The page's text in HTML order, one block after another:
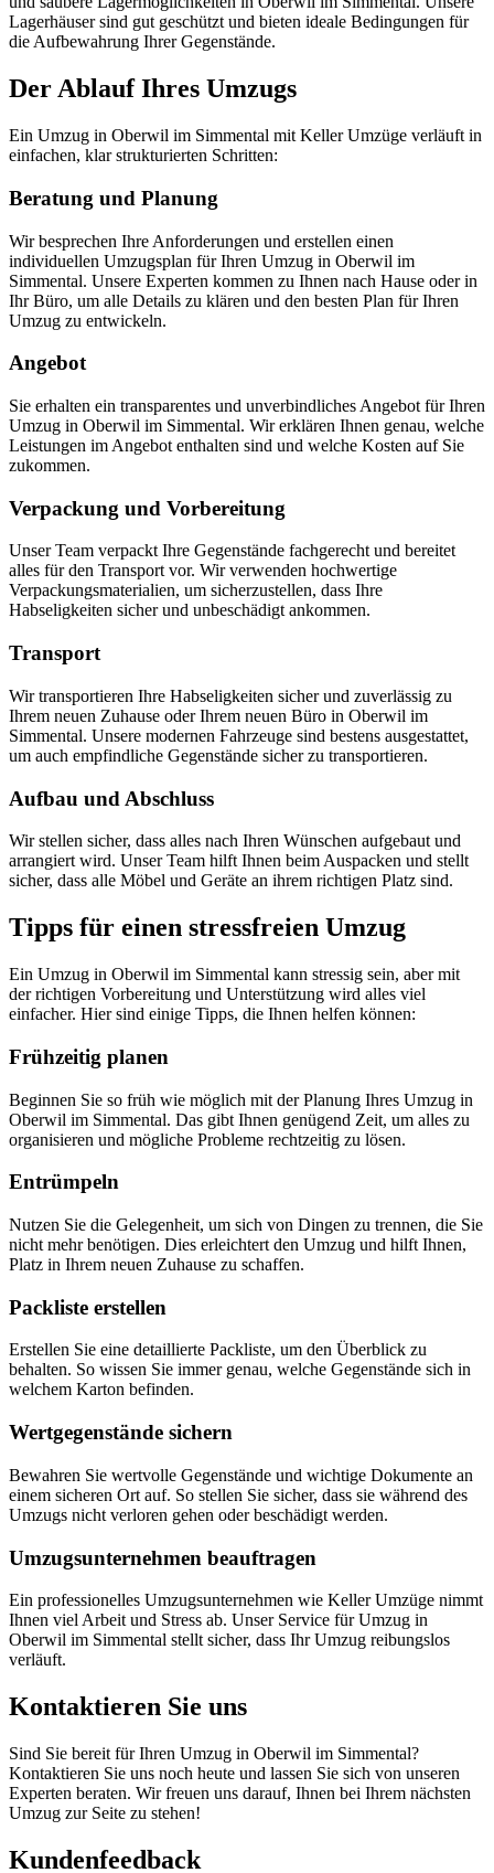
Lagerhäuser sind gut geschützt und bieten ideale Bedingungen für
die Aufbewahrung Ihrer Gegenstände.
Der Ablauf Ihres Umzugs
Ein Umzug in Oberwil im Simmental mit Keller Umzüge verläuft in
einfachen, klar strukturierten Schritten:
Beratung und Planung
Wir besprechen Ihre Anforderungen und erstellen einen
individuellen Umzugsplan für Ihren Umzug in Oberwil im
Simmental. Unsere Experten kommen zu Ihnen nach Hause oder in
Ihr Büro, um alle Details zu klären und den besten Plan für Ihren
Umzug zu entwickeln.
Angebot
Sie erhalten ein transparentes und unverbindliches Angebot für Ihren
Umzug in Oberwil im Simmental. Wir erklären Ihnen genau, welche
Leistungen im Angebot enthalten sind und welche Kosten auf Sie
zukommen.
Verpackung und Vorbereitung
Unser Team verpackt Ihre Gegenstände fachgerecht und bereitet
alles für den Transport vor. Wir verwenden hochwertige
Verpackungsmaterialien, um sicherzustellen, dass Ihre
Habseligkeiten sicher und unbeschädigt ankommen.
Transport
Wir transportieren Ihre Habseligkeiten sicher und zuverlässig zu
Ihrem neuen Zuhause oder Ihrem neuen Büro in Oberwil im
Simmental. Unsere modernen Fahrzeuge sind bestens ausgestattet,
um auch empfindliche Gegenstände sicher zu transportieren.
Aufbau und Abschluss
Wir stellen sicher, dass alles nach Ihren Wünschen aufgebaut und
arrangiert wird. Unser Team hilft Ihnen beim Auspacken und stellt
sicher, dass alle Möbel und Geräte an ihrem richtigen Platz sind.
Tipps für einen stressfreien Umzug
Ein Umzug in Oberwil im Simmental kann stressig sein, aber mit
der richtigen Vorbereitung und Unterstützung wird alles viel
einfacher. Hier sind einige Tipps, die Ihnen helfen können:
Frühzeitig planen
Beginnen Sie so früh wie möglich mit der Planung Ihres Umzug in
Oberwil im Simmental. Das gibt Ihnen genügend Zeit, um alles zu
organisieren und mögliche Probleme rechtzeitig zu lösen.
Entrümpeln
Nutzen Sie die Gelegenheit, um sich von Dingen zu trennen, die Sie
nicht mehr benötigen. Dies erleichtert den Umzug und hilft Ihnen,
Platz in Ihrem neuen Zuhause zu schaffen.
Packliste erstellen
Erstellen Sie eine detaillierte Packliste, um den Überblick zu
behalten. So wissen Sie immer genau, welche Gegenstände sich in
welchem Karton befinden.
Wertgegenstände sichern
Bewahren Sie wertvolle Gegenstände und wichtige Dokumente an
einem sicheren Ort auf. So stellen Sie sicher, dass sie während des
Umzugs nicht verloren gehen oder beschädigt werden.
Umzugsunternehmen beauftragen
Ein professionelles Umzugsunternehmen wie Keller Umzüge nimmt
Ihnen viel Arbeit und Stress ab. Unser Service für Umzug in
Oberwil im Simmental stellt sicher, dass Ihr Umzug reibungslos
verläuft.
Kontaktieren Sie uns
Sind Sie bereit für Ihren Umzug in Oberwil im Simmental?
Kontaktieren Sie uns noch heute und lassen Sie sich von unseren
Experten beraten. Wir freuen uns darauf, Ihnen bei Ihrem nächsten
Umzug zur Seite zu stehen!
Kundenfeedback